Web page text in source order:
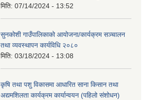
मिति: 07/14/2024 - 13:52
सुनकोशी गाउँपालिकाको आयोजना/कार्यक्रम सञ्चालन
तथा व्यवस्थापन कार्यविधि २०८०
मिति: 03/18/2024 - 13:08
कृषि तथा पशु विकासमा आधारित साना किसान तथा
अद्यमशिलता कार्यक्रम कार्यान्वयन (पहिलो संशोधन)